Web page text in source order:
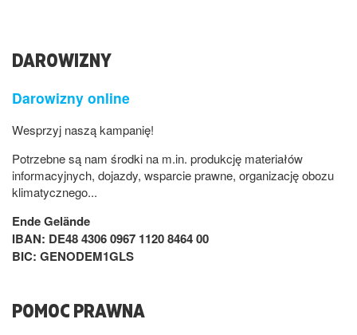
DAROWIZNY
Darowizny online
Wesprzyj naszą kampanię!
Potrzebne są nam środki na m.in. produkcję materiałów
informacyjnych, dojazdy, wsparcie prawne, organizację obozu
klimatycznego...
Ende Gelände
IBAN: DE48 4306 0967 1120 8464 00
BIC: GENODEM1GLS
POMOC PRAWNA